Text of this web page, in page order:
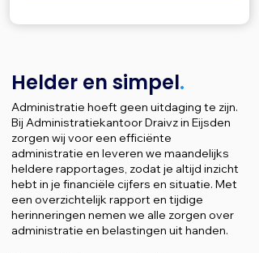
Helder en simpel.
Administratie hoeft geen uitdaging te zijn.
Bij Administratiekantoor Draivz in Eijsden
zorgen wij voor een efficiënte
administratie en leveren we maandelijks
heldere rapportages, zodat je altijd inzicht
hebt in je financiële cijfers en situatie. Met
een overzichtelijk rapport en tijdige
herinneringen nemen we alle zorgen over
administratie en belastingen uit handen.